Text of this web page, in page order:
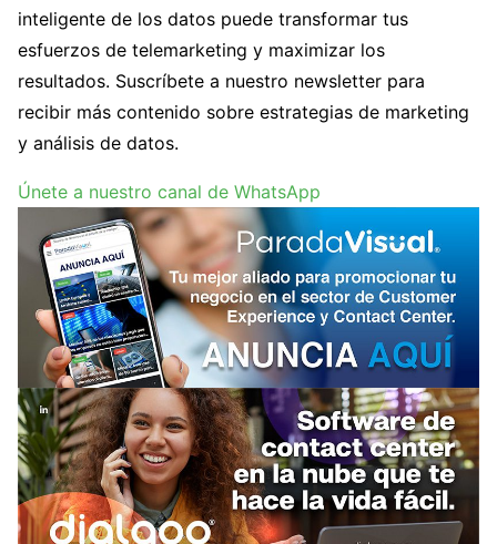
inteligente de los datos puede transformar tus
esfuerzos de telemarketing y maximizar los
resultados. Suscríbete a nuestro newsletter para
recibir más contenido sobre estrategias de marketing
y análisis de datos.
Únete a nuestro canal de WhatsApp